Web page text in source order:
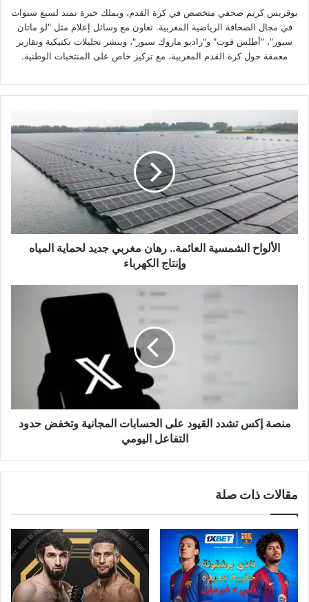
بوقريس كريم صحفي متخصص في كرة القدم، ويملك خبرة تمتد لسبع سنوات
في مجال الصحافة الرياضية المغربية. تعاون مع وسائل إعلام مثل "لو ماتان
سبور"، "أطلس فوت" و"راديو ماروك سبور"، وينشر تحليلات تكتيكية وتقارير
معمقة حول كرة القدم المغربية، مع تركيز خاص على المنتخبات الوطنية.
الشمسية
العائمة..
رهان
مغربي
لحماية
المياه
وإنتاج
الكهرباءالألواح الشمسية العائمة.. رهان مغربي جديد لحماية المياه
وإنتاج الكهرباء
حدود
التفاعل
منصة إكس تشدد القيود على الحسابات المجانية وتخفض حدود
التفاعل اليومي
مقالات ذات صلة